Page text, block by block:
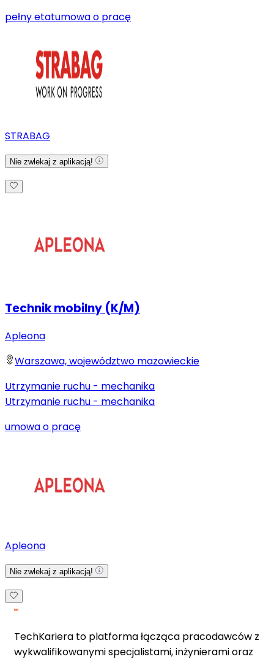
pełny etatumowa o pracę
STRABAG
Nie zwlekaj z aplikacją!
Technik mobilny (K/M)
Apleona
Warszawa, województwo mazowieckie
Utrzymanie ruchu - mechanika
Utrzymanie ruchu - mechanika
umowa o pracę
Apleona
Nie zwlekaj z aplikacją!
TechKariera to platforma łącząca pracodawców z
wykwalifikowanymi specjalistami, inżynierami oraz